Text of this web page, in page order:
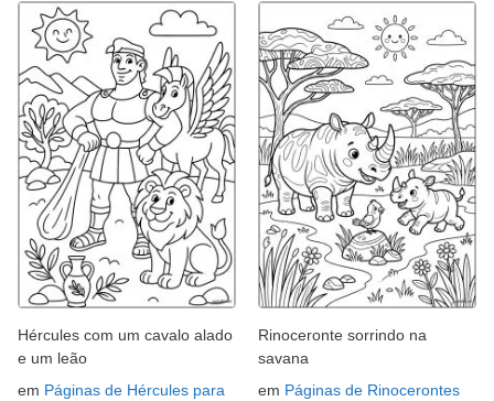
Hércules com um cavalo alado
e um leão
em Páginas de Hércules para
Rinoceronte sorrindo na
savana
em Páginas de Rinocerontes